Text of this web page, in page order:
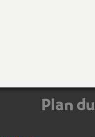
Plan